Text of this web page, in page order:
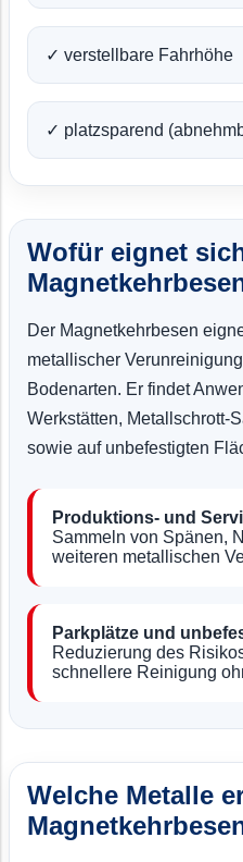
✓ verstellbare Fahrhöhe
✓ platzsparend
Wofür eignet
Der Magnetkehrbesen
metallischer
Bodenarten. Er findet
Werkstätten, Metallschrott-
sowie auf unbefestigten
Produktions- und
Sammeln von Spänen,
weiteren metallischen
Parkplätze und
Reduzierung des
schnellere Reinigung
Welche Metalle